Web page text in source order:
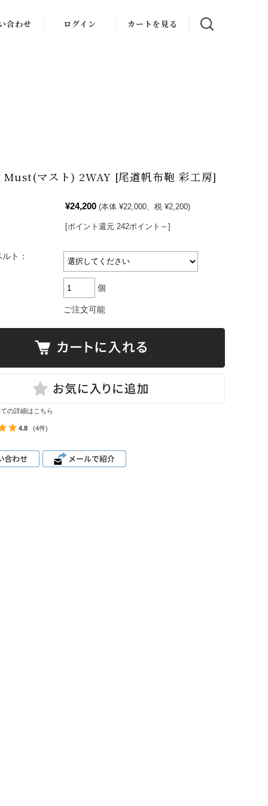
合わせ ログイン カートを見る
Must(マスト) 2WAY [尾道帆布鞄 彩工房]
¥24,200 (本体 ¥22,000、税 ¥2,200)
[ポイント還元 242ポイント～]
ト：
個
ご注文可能
の詳細はこちら
4.8 (4件)